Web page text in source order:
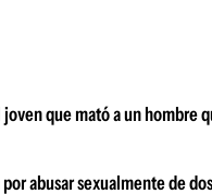
que mató a un hombre
abusar sexualmente de